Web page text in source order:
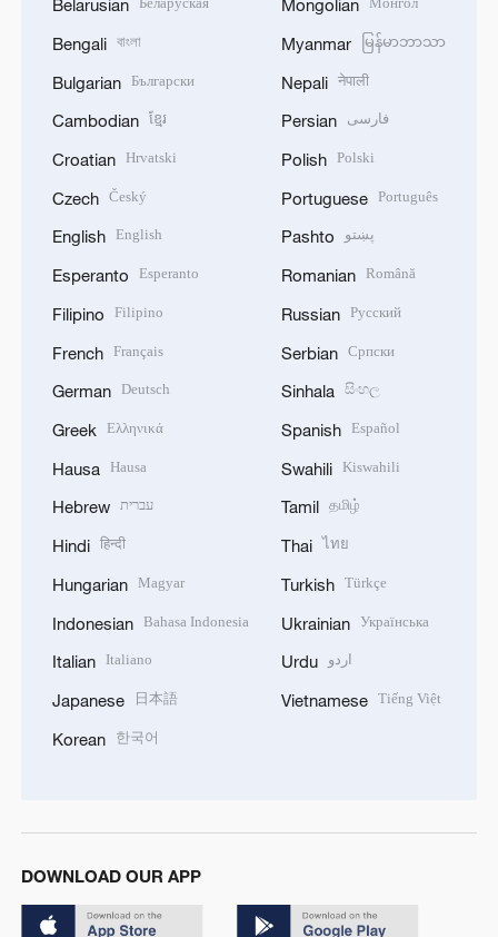
Belarusian
Bengali বাংলা
Bulgarian Български
Cambodian ខ្មែរ
Croatian Hrvatski
Czech Český
English English
Esperanto Esperanto
Filipino Filipino
French Français
German Deutsch
Greek Ελληνικά
Hausa Hausa
Hebrew עברית
Hindi हिन्दी
Hungarian Magyar
Indonesian Bahasa Indonesia
Italian Italiano
Japanese 日本語
Korean 한국어
Mongolian
Myanmar မြန်မာဘာသာ
Nepali नेपाली
Persian فارسی
Polish Polski
Portuguese Português
Pashto پښتو
Romanian Română
Russian Русский
Serbian Српски
Sinhala සිංහල
Spanish Español
Swahili Kiswahili
Tamil தமிழ்
Thai ไทย
Turkish Türkçe
Ukrainian Українська
Urdu اردو
Vietnamese Tiếng Việt
DOWNLOAD OUR APP